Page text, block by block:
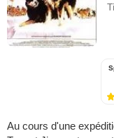
Au cours d'une